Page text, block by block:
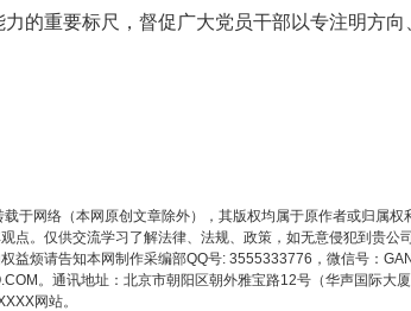
的重要标尺，督促广大党员干部以专注明方
载于网络（本网原创文章除外），其版权均属于原作者或归属
点。仅供交流学习了解法律、法规、政策，如无意侵犯到贵
益烦请告知本网制作采编部QQ号: 3555333776，微信号：
。通讯地址：北京市朝阳区朝外雅宝路12号（华声国际大
网站。